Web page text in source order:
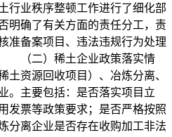
行业秩序整顿工作进行了细化部
明确了有关方面的责任分工，责
准备案项目、违法违规行为处理
（二）稀土企业政策落实情
土资源回收项目）、冶炼分离、
。主要包括：是否落实项目立
发票等政策要求；是否严格按照
分离企业是否存在收购加工非法